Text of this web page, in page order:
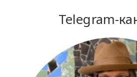
Telegram-